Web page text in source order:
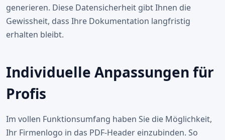
generieren. Diese Datensicherheit gibt Ihnen die
Gewissheit, dass Ihre Dokumentation langfristig
erhalten bleibt.
Individuelle Anpassungen für
Profis
Im vollen Funktionsumfang haben Sie die Möglichkeit,
Ihr Firmenlogo in das PDF-Header einzubinden. So